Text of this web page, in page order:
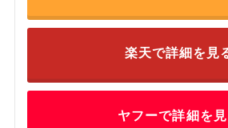
楽天で詳細を見
ヤフーで詳細を